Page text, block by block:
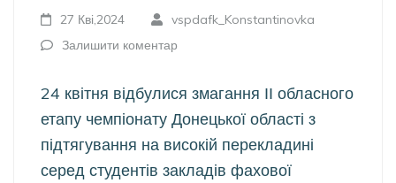
27 Кві,2024
vspdafk_Konstantinovka
Залишити коментар
24 квітня відбулися змагання ІІ обласного
етапу чемпіонату Донецької області з
підтягування на високій перекладині
серед студентів закладів фахової